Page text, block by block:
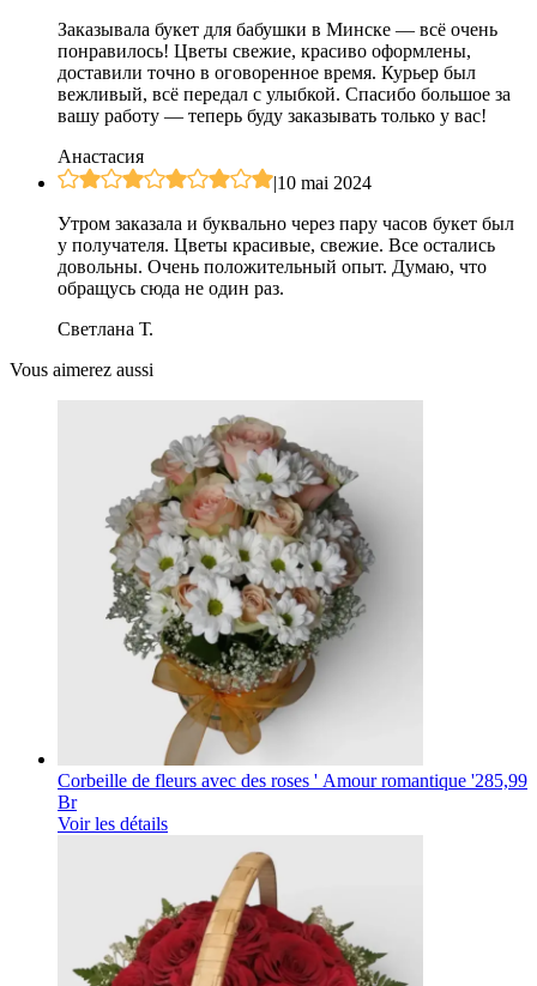
Заказывала букет для бабушки в Минске — всё очень
понравилось! Цветы свежие, красиво оформлены,
доставили точно в оговоренное время. Курьер был
вежливый, всё передал с улыбкой. Спасибо большое за
вашу работу — теперь буду заказывать только у вас!
Анастасия
|10 mai 2024
Утром заказала и буквально через пару часов букет был
у получателя. Цветы красивые, свежие. Все остались
довольны. Очень положительный опыт. Думаю, что
обращусь сюда не один раз.
Светлана Т.
Vous aimerez aussi
Corbeille de fleurs avec des roses ' Amour romantique '285,99
Br
Voir les détails